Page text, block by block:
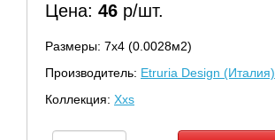
Цена: 46 р/шт.
Размеры: 7х4 (0.0028м2)
Производитель: Etruria Design (Италия)
Коллекция: Xxs